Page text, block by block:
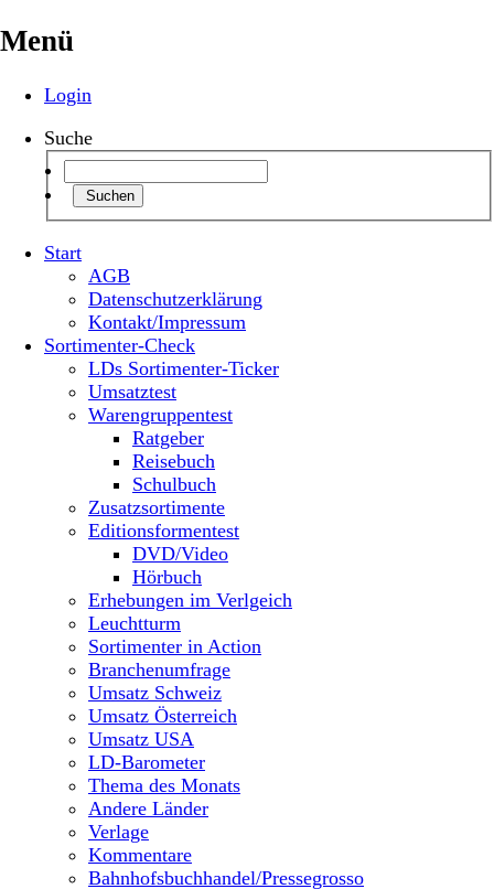
Menü
Login
Suche
Suchen
Start
AGB
Datenschutzerklärung
Kontakt/Impressum
Sortimenter-Check
LDs Sortimenter-Ticker
Umsatztest
Warengruppentest
Ratgeber
Reisebuch
Schulbuch
Zusatzsortimente
Editionsformentest
DVD/Video
Hörbuch
Erhebungen im Verlgeich
Leuchtturm
Sortimenter in Action
Branchenumfrage
Umsatz Schweiz
Umsatz Österreich
Umsatz USA
LD-Barometer
Thema des Monats
Andere Länder
Verlage
Kommentare
Bahnhofsbuchhandel/Pressegrosso